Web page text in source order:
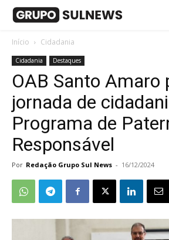
Início Cidadania
Cidadania Destaques
OAB Santo Amaro
jornada de
Programa de
Responsável
Por Redação Grupo Sul News - 16/12/2024